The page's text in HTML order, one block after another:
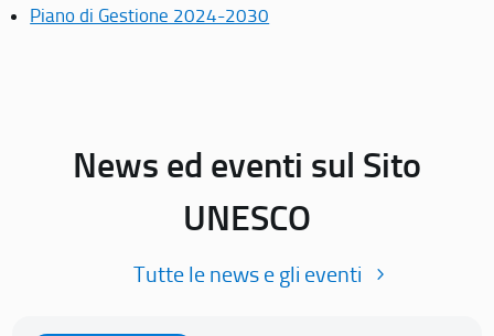
Piano di Gestione 2024-2030
News ed eventi sul Sito
UNESCO
Tutte le news e gli eventi